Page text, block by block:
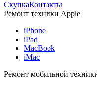
СкупкаКонтакты
Ремонт техники Apple
iPhone
iPad
MacBook
iMac
Ремонт мобильной